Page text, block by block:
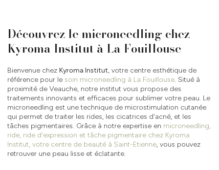
Découvrez le microneedling chez
Kyroma Institut à La Fouillouse
Bienvenue chez Kyroma Institut, votre centre esthétique de
référence pour le soin microneedling à La Fouillouse. Situé à
proximité de Veauche, notre institut vous propose des
traitements innovants et efficaces pour sublimer votre peau. Le
microneedling est une technique de microstimulation cutanée
qui permet de traiter les rides, les cicatrices d'acné, et les
tâches pigmentaires. Grâce à notre expertise en microneedling,
ride, ride d'expression et tâche pigmentaire chez Kyroma
Institut, votre centre de beauté à Saint-Etienne, vous pouvez
retrouver une peau lisse et éclatante.